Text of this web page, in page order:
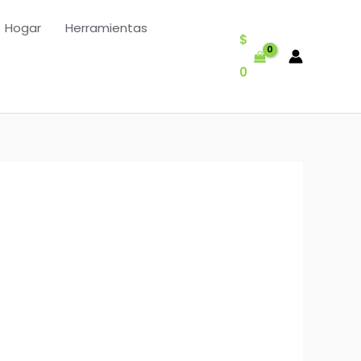
Hogar Herramientas
$
0